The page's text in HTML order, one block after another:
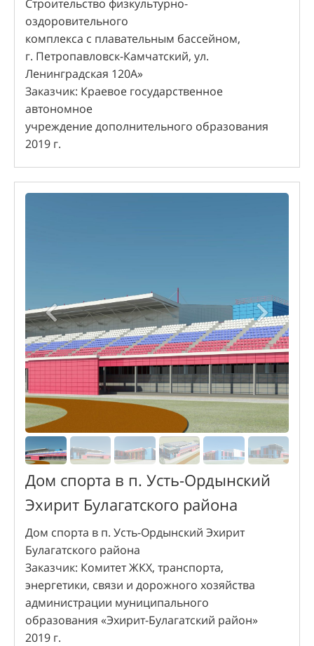
Строительство физкультурно-
оздоровительного
комплекса с плавательным бассейном,
г. Петропавловск-Камчатский, ул.
Ленинградская 120А»
Заказчик: Краевое государственное
автономное
учреждение дополнительного образования
2019 г.
Дом спорта в п. Усть-Ордынский
Эхирит Булагатского района
Дом спорта в п. Усть-Ордынский Эхирит
Булагатского района
Заказчик: Комитет ЖКХ, транспорта,
энергетики, связи и дорожного хозяйства
администрации муниципального
образования «Эхирит-Булагатский район»
2019 г.